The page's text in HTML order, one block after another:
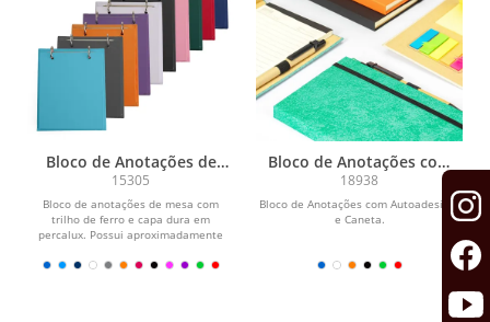
Bloco de Anotações de
Mesa
15305
Bloco de anotações de mesa com
trilho de ferro e capa dura em
percalux. Possui aproximadamente
Bloco de Anotações com
Autoadesivos e Caneta
18938
Bloco de Anotações com Autoadesivos
e Caneta.